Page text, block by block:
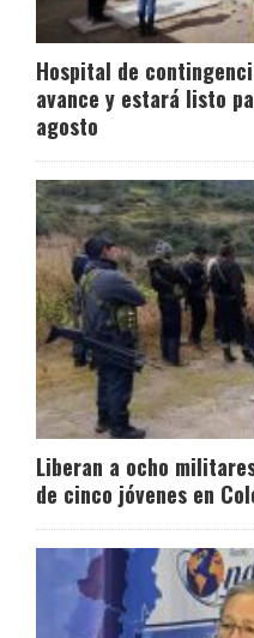
Hospital de
avance y estará listo
agosto
Liberan a ocho
de cinco jóvenes en